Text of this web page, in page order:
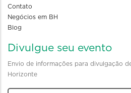
Contato
Negócios em BH
Blog
Divulgue seu evento
Envio de informações para divulgação
Horizonte